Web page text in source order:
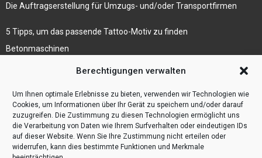
Berechtigungen verwalten
Um Ihnen optimale Erlebnisse zu bieten, verwenden wir Technologien wie
Cookies, um Informationen über Ihr Gerät zu speichern und/oder darauf
zuzugreifen. Die Zustimmung zu diesen Technologien ermöglicht uns
die Verarbeitung von Daten wie Ihrem Surfverhalten oder eindeutigen IDs
auf dieser Website. Wenn Sie Ihre Zustimmung nicht erteilen oder
widerrufen, kann dies bestimmte Funktionen und Merkmale
Die Auftragserstellung für Umzugs- und/oder Transportfirmen
5 Tipps, um das passende Tattoo-Motiv zu finden
Betonmaschinen
Effizienzsteigerung